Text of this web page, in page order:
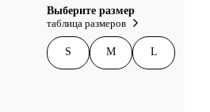
Выберите размер
таблица размеров
S M L